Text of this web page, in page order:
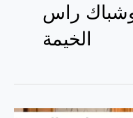
راس
الخيمة